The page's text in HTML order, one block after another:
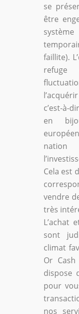
se
être
faillite).
c’est-à-
en
Cela est
vendre
très
L’achat
sont
climat
Or
dispose
pour
nos